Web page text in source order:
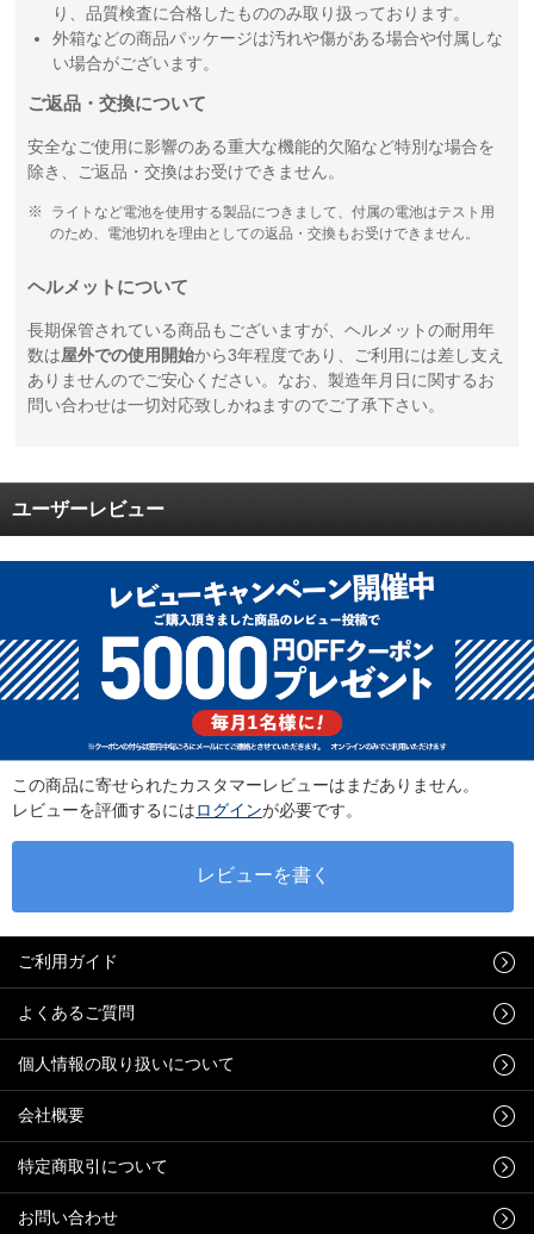
り、品質検査に合格したもののみ取り扱っております。
外箱などの商品パッケージは汚れや傷がある場合や付属しな
い場合がございます。
ご返品・交換について
安全なご使用に影響のある重大な機能的欠陥など特別な場合を
除き、ご返品・交換はお受けできません。
ライトなど電池を使用する製品につきまして、付属の電池はテスト用
のため、電池切れを理由としての返品・交換もお受けできません。
ヘルメットについて
長期保管されている商品もございますが、ヘルメットの耐用年
数は屋外での使用開始から3年程度であり、ご利用には差し支え
ありませんのでご安心ください。なお、製造年月日に関するお
問い合わせは一切対応致しかねますのでご了承下さい。
ユーザーレビュー
この商品に寄せられたカスタマーレビューはまだありません。
レビューを評価するにはログインが必要です。
ご利用ガイド
よくあるご質問
個人情報の取り扱いについて
会社概要
特定商取引について
お問い合わせ